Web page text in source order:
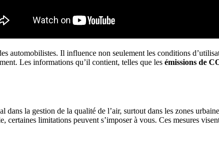
automobilistes. Il influence non seulement les conditions
Les informations qu’il contient, telles que les émissions de
la gestion de la qualité de l’air, surtout dans les zones
limitations peuvent s’imposer à vous. Ces mesures